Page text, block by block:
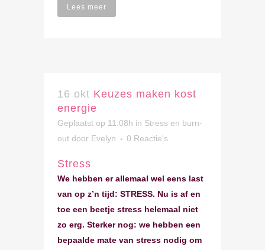
Lees meer
16 okt Keuzes maken kost
energie
Geplaatst op 11:08h in Stress en burn-
out door Evelyn 0 Reactie's
Stress
We hebben er allemaal wel eens last
van op z’n tijd: STRESS. Nu is af en
toe een beetje stress helemaal niet
zo erg. Sterker nog: we hebben een
bepaalde mate van stress nodig om